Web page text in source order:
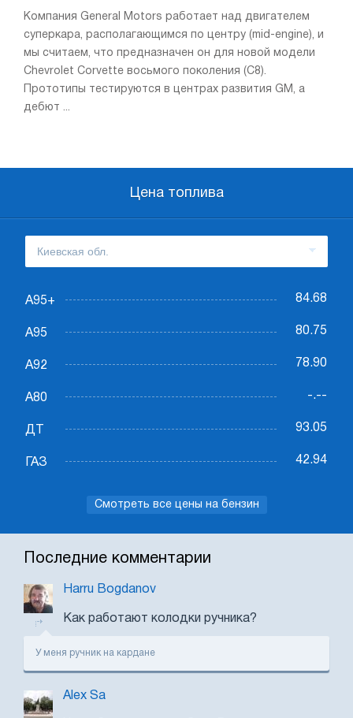
Компания General Motors работает над двигателем
суперкара, располагающимся по центру (mid-engine), и
мы считаем, что предназначен он для новой модели
Chevrolet Corvette восьмого поколения (С8).
Прототипы тестируются в центрах развития GM, а
дебют ...
Цена топлива
А95+ 84.68
А95 80.75
А92 78.90
А80 -.--
ДТ 93.05
ГАЗ 42.94
Смотреть все цены на бензин
Последние комментарии
Harru Bogdanov
Как работают колодки ручника?
У меня ручник на кардане
Alex Sa